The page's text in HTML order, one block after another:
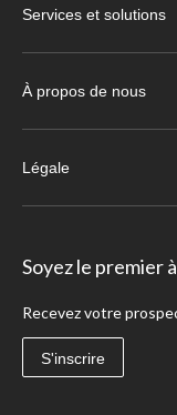
Services et solutions
À propos de nous
Légale
Soyez le premier
Recevez votre
S'inscrire